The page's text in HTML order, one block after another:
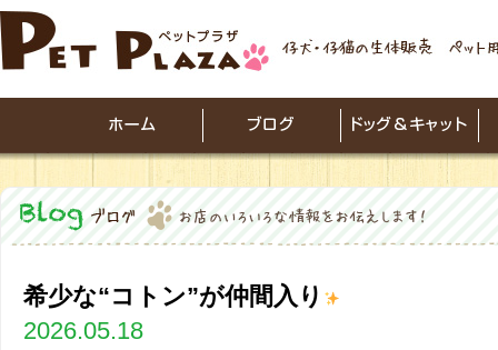
希少な“コトン”が仲間入り
2026.05.18